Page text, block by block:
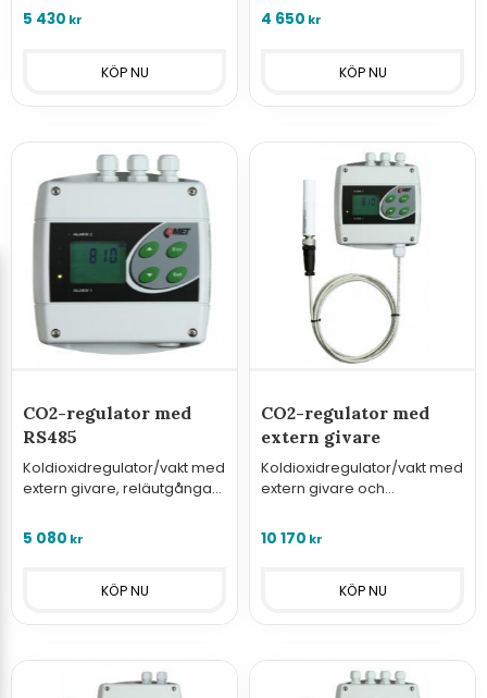
nätverksanslutning.
5 430 kr 4 650 kr
CO2-regulator med
RS485
Koldioxidregulator/vakt med
extern givare, reläutgångar,
5 080 kr
CO2-regulator med
extern givare
Koldioxidregulator/vakt med
extern givare och
10 170 kr